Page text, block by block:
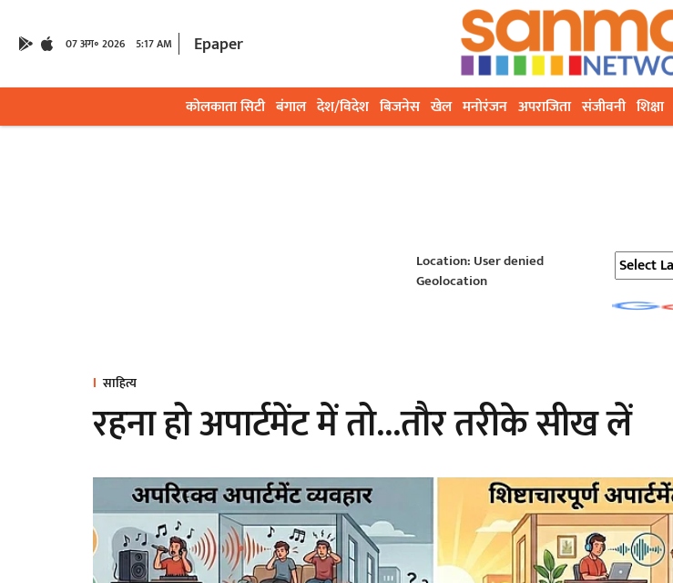
07 अग॰ 2026 5:17 AM Epaper
कोलकाता सिटी बंगाल देश/विदेश बिजनेस खेल मनोरंजन अपराजिता संजीवनी शिक्षा
Location: User denied
Geolocation
साहित्य
रहना हो अपार्टमेंट में तो...तौर तरीके सीख लें